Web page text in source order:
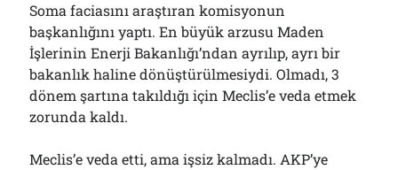
Soma faciasını araştıran komisyonun
başkanlığını yaptı. En büyük arzusu Maden
İşlerinin Enerji Bakanlığı’ndan ayrılıp, ayrı bir
bakanlık haline dönüştürülmesiydi. Olmadı, 3
dönem şartına takıldığı için Meclis’e veda etmek
zorunda kaldı.
Meclis’e veda etti, ama işsiz kalmadı. AKP’ye